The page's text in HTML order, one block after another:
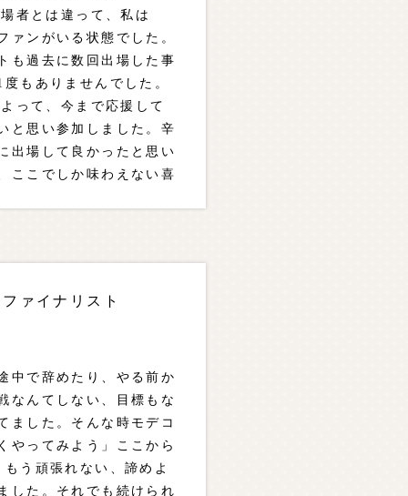
者とは違って、私は
ァンがいる状態でした。
も過去に数回出場した事
もありませんでした。
って、今まで応援して
と思い参加しました。辛
出場して良かったと思い
ここでしか味わえない喜
ァイナリスト
中で辞めたり、やる前か
なんてしない、目標もな
ました。そんな時モデコ
やってみよう」ここから
う頑張れない、諦めよ
した。それでも続けられ